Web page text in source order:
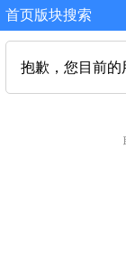
首页版块搜索
抱歉，您目前的